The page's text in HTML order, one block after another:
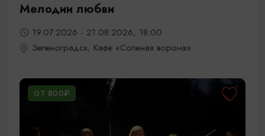
Мелодии любви
19.07.2026 - 21.08.2026, 18:00
Зеленоградск, Кафе «Соленая ворона»
ОТ 800₽